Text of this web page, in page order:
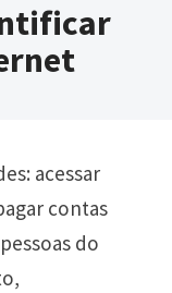
acessar
contas
do